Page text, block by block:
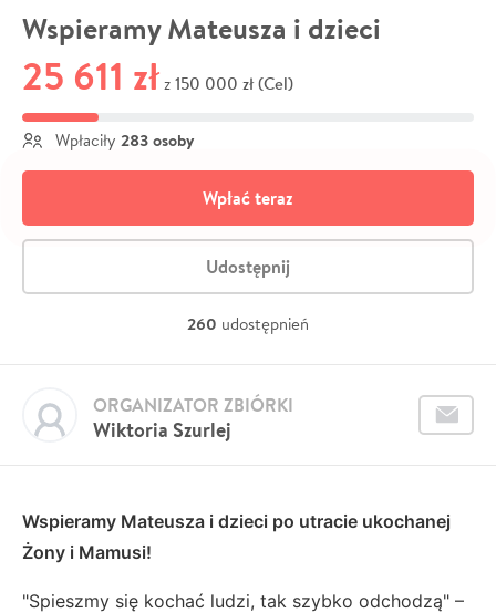
Wspieramy Mateusza i dzieci
25 611 zł z 150 000 zł (Cel)
Wpłaciły 283 osoby
Wpłać teraz
Udostępnij
260 udostępnień
Wiktoria Szurlej
ORGANIZATOR ZBIÓRKI
Wspieramy Mateusza i dzieci po utracie ukochanej
Żony i Mamusi!
"Spieszmy się kochać ludzi, tak szybko odchodzą" –